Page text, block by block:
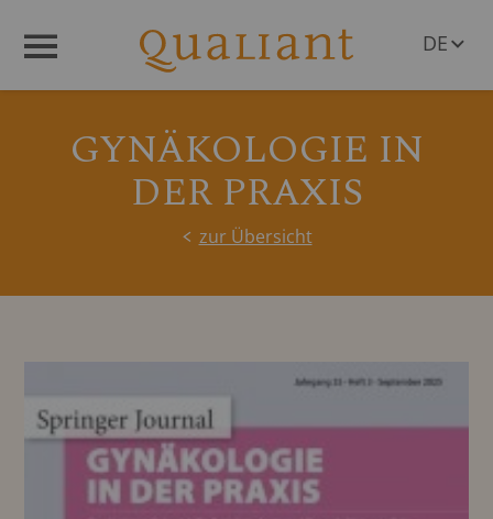
DE
GYNÄKOLOGIE IN
DER PRAXIS
zur Übersicht